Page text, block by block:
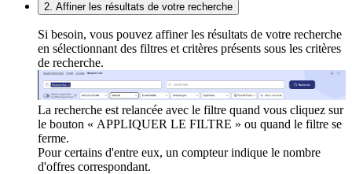
2. Affiner les résultats de votre recherche
Si besoin, vous pouvez affiner les résultats de votre recherche
en sélectionnant des filtres et critères présents sous les critères
de recherche.
La recherche est relancée avec le filtre quand vous cliquez sur
le bouton « APPLIQUER LE FILTRE » ou quand le filtre se
ferme.
Pour certains d'entre eux, un compteur indique le nombre
d'offres correspondant.